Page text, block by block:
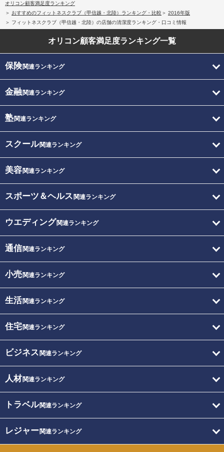
オリコン顧客満足度ランキング
おすすめのフィットネスクラブ（甲信越・北陸）ランキング・比較
2016年版
フィットネスクラブ（甲信越・北陸）の店舗の清潔度ランキング・口コミ情報
オリコン顧客満足度ランキング一覧
保険関連ランキング
金融関連ランキング
塾関連ランキング
スクール関連ランキング
美容関連ランキング
スポーツ＆ヘルス 関連ランキング
ウエディング関連ランキング
通信関連ランキング
小売関連ランキング
生活関連ランキング
住宅関連ランキング
ビジネス 関連ランキング
人材関連ランキング
トラベル関連ランキング
レジャー関連ランキング